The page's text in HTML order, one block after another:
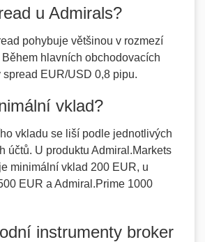
u Admirals?
pohybuje většinou v rozmezí
hlavních obchodovacích
spread EUR/USD 0,8 pipu.
vklad?
vkladu se liší podle jednotlivých
účtů. U produktu Admiral.Markets
minimální vklad 200 EUR, u
EUR a Admiral.Prime 1000
instrumenty broker